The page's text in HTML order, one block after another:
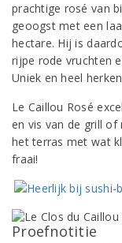
prachtige rosé van
geoogst met een
hectare. Hij is
rijpe rode vruchten
Uniek en heel
Le Caillou Rosé
en vis van de grill
het terras met wat
fraai!
Proefnotitie